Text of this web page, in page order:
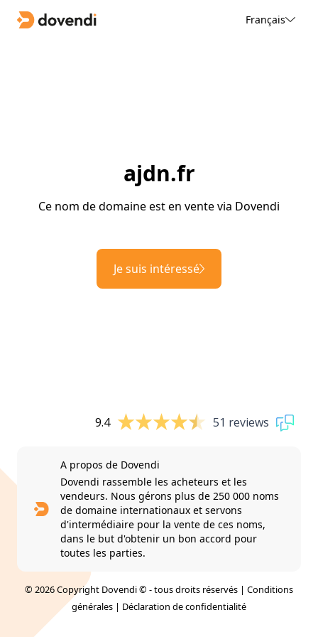
Français
ajdn.fr
Ce nom de domaine est en vente via Dovendi
Je suis intéressé
9.4 51 reviews
A propos de Dovendi
Dovendi rassemble les acheteurs et les
vendeurs. Nous gérons plus de 250 000 noms
de domaine internationaux et servons
d'intermédiaire pour la vente de ces noms,
dans le but d'obtenir un bon accord pour
toutes les parties.
© 2026 Copyright Dovendi © - tous droits réservés | Conditions
générales | Déclaration de confidentialité